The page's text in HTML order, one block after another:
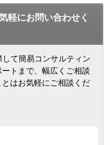
軽にお問い合わせく
て簡易コンサルティン
トまで、幅広くご相談
はお気軽にご相談くだ